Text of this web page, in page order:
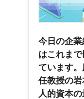
今日の企
はこれま
ています
任教授の
人的資本